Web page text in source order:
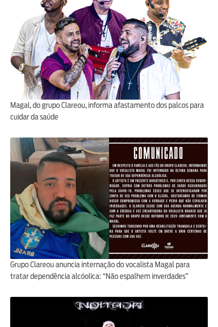
Magal, do grupo Clareou, informa afastamento dos palcos para
cuidar da saúde
Grupo Clareou anuncia internação do vocalista Magal para
tratar dependência alcóolica: “Não espalhem inverdades”